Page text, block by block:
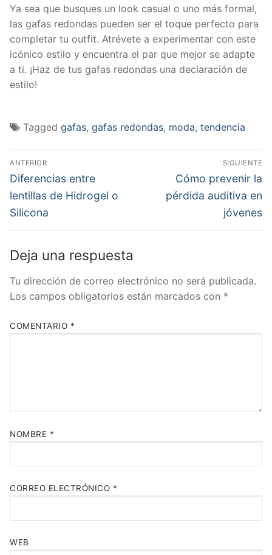
Ya sea que busques un look casual o uno más formal,
las gafas redondas pueden ser el toque perfecto para
completar tu outfit. Atrévete a experimentar con este
icónico estilo y encuentra el par que mejor se adapte
a ti. ¡Haz de tus gafas redondas una declaración de
estilo!
Tagged gafas, gafas redondas, moda, tendencia
Navegación
de
entradas
ANTERIOR
Previous
post:
Diferencias entre
lentillas de Hidrogel o
Silicona
SIGUIENTE
Next
post:
Cómo prevenir la
pérdida auditiva en
jóvenes
Deja una respuesta
Tu dirección de correo electrónico no será publicada.
Los campos obligatorios están marcados con *
COMENTARIO *
NOMBRE *
CORREO ELECTRÓNICO *
WEB